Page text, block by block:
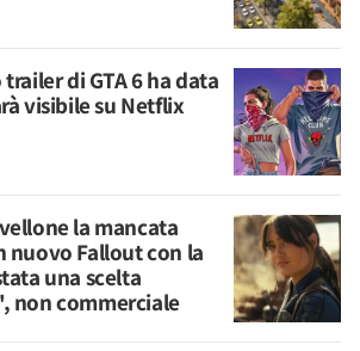
di GTA 6 ha data
visibile su Netflix
la mancata
nuovo Fallout con la
una scelta
non commerciale